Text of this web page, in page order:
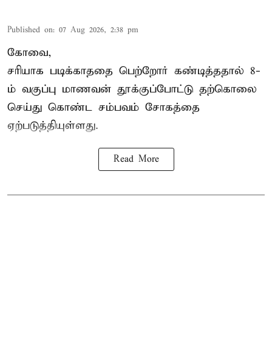
Published on: 07 Aug 2026, 2:38 pm
கோவை,
சரியாக படிக்காததை பெற்றோர் கண்டித்ததால் 8-
ம் வகுப்பு மாணவன் தூக்குப்போட்டு தற்கொலை
செய்து கொண்ட சம்பவம் சோகத்தை
ஏற்படுத்தியுள்ளது.
Read More